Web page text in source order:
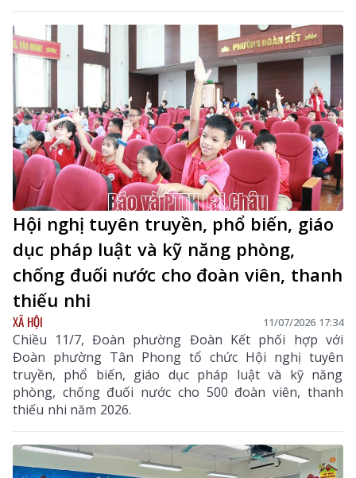
Hội nghị tuyên truyền, phổ biến, giáo
dục pháp luật và kỹ năng phòng,
chống đuối nước cho đoàn viên, thanh
thiếu nhi
XÃ HỘI 11/07/2026 17:34
Chiều 11/7, Đoàn phường Đoàn Kết phối hợp với
Đoàn phường Tân Phong tổ chức Hội nghị tuyên
truyền, phổ biến, giáo dục pháp luật và kỹ năng
phòng, chống đuối nước cho 500 đoàn viên, thanh
thiếu nhi năm 2026.